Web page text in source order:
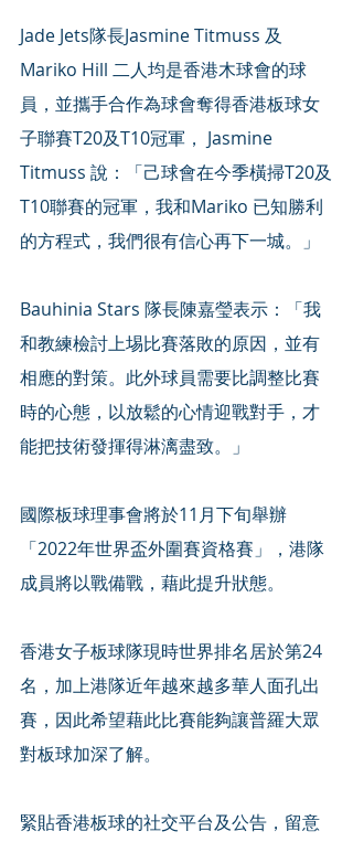
Jade Jets隊長Jasmine Titmuss 及
Mariko Hill 二人均是香港木球會的球
員，並攜手合作為球會奪得香港板球女
子聯賽T20及T10冠軍， Jasmine
Titmuss 說：「己球會在今季橫掃T20及
T10聯賽的冠軍，我和Mariko 已知勝利
的方程式，我們很有信心再下一城。」
Bauhinia Stars 隊長陳嘉瑩表示：「我
和教練檢討上埸比賽落敗的原因，並有
相應的對策。此外球員需要比調整比賽
時的心態，以放鬆的心情迎戰對手，才
能把技術發揮得淋漓盡致。」
國際板球理事會將於11月下旬舉辦
「2022年世界盃外圍賽資格賽」，港隊
成員將以戰備戰，藉此提升狀態。
香港女子板球隊現時世界排名居於第24
名，加上港隊近年越來越多華人面孔出
賽，因此希望藉此比賽能夠讓普羅大眾
對板球加深了解。
緊貼香港板球的社交平台及公告，留意